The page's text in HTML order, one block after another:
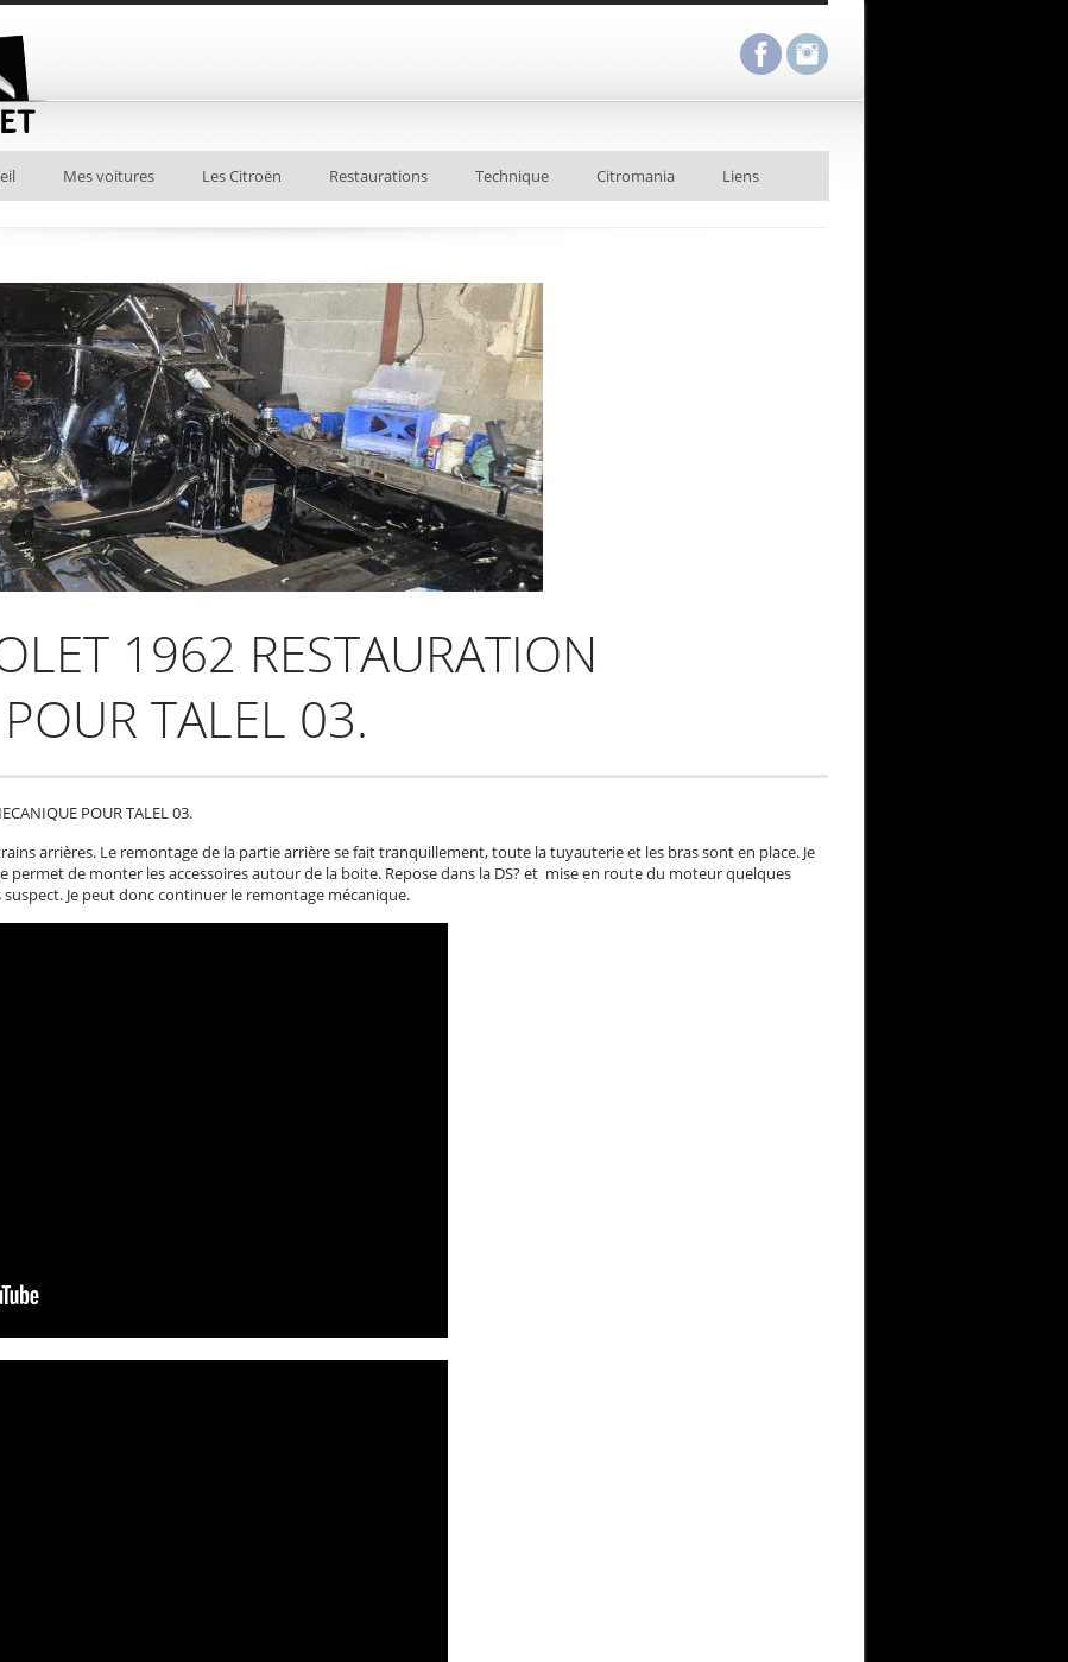
Mes voitures Les Citroën Restaurations Technique Citromania Liens
1962 RESTAURATION
TALEL 03.
POUR TALEL 03.
arrières. Le remontage de la partie arrière se fait tranquillement, toute la tuyauterie et les bras sont en place. Je
permet de monter les accessoires autour de la boite. Repose dans la DS? et mise en route du moteur quelques
Je peut donc continuer le remontage mécanique.